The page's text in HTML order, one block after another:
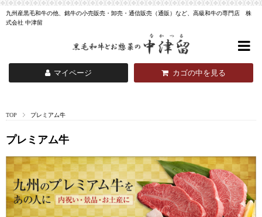
九州産黒毛和牛の他、銘牛の小売販売・卸売・通信販売（通販）など、高級和牛の専門店 株
式会社 中津留
マイページ カゴの中を見る
TOP プレミアム牛
プレミアム牛